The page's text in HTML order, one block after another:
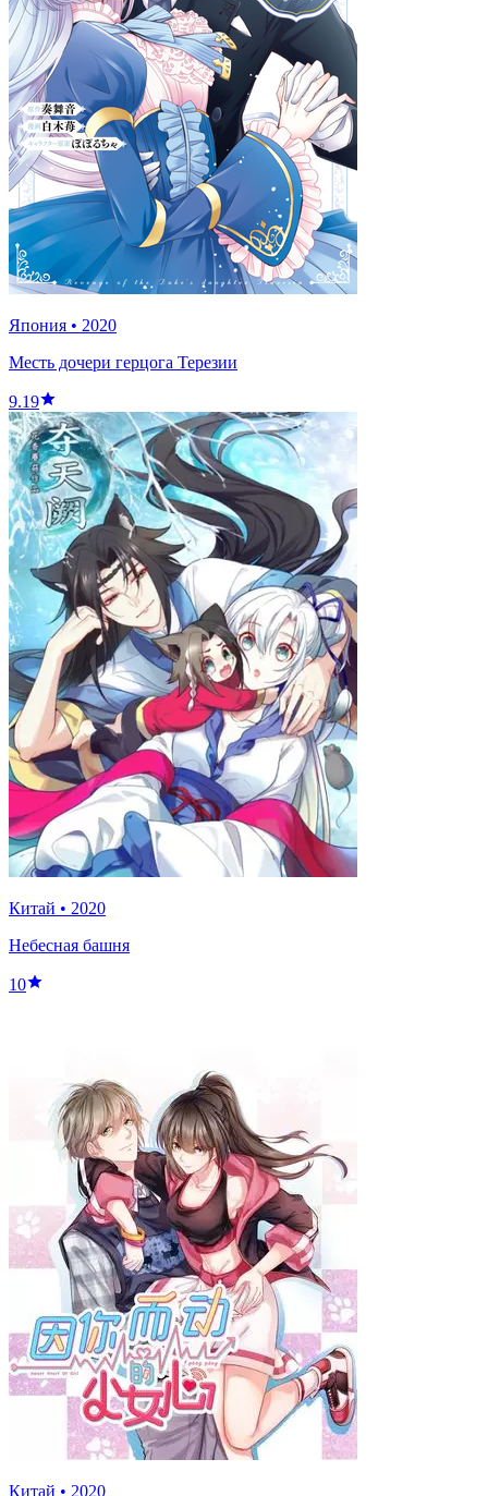
Япония • 2020
Месть дочери герцога Терезии
9.19
Китай • 2020
Небесная башня
10
Китай • 2020